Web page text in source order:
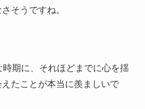
そうですね。
期に、それほどまでに心を揺
たことが本当に羨ましいで